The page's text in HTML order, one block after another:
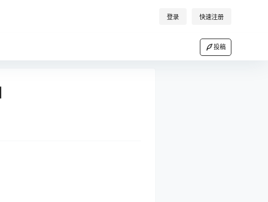
登录 快速注册
投稿